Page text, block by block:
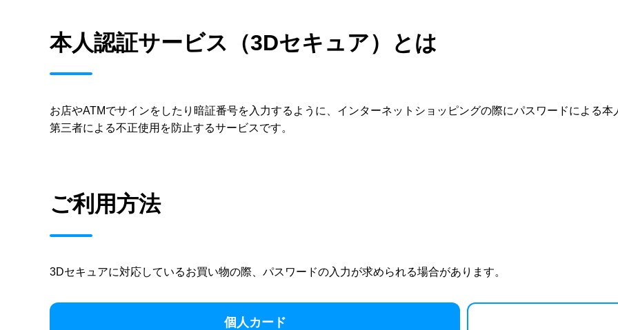
本人認証サービス（3Dセキュア）とは
お店やATMでサインをしたり暗証番号を入力するように、インターネットショッピングの際にパスワードによる本
第三者による不正使用を防止するサービスです。
ご利用方法
3Dセキュアに対応しているお買い物の際、パスワードの入力が求められる場合があります。
個人カード